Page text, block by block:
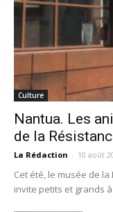
Culture
Nantua. Les
de la
La Rédaction - 10 août
Cet été, le musée de
invite petits et grands